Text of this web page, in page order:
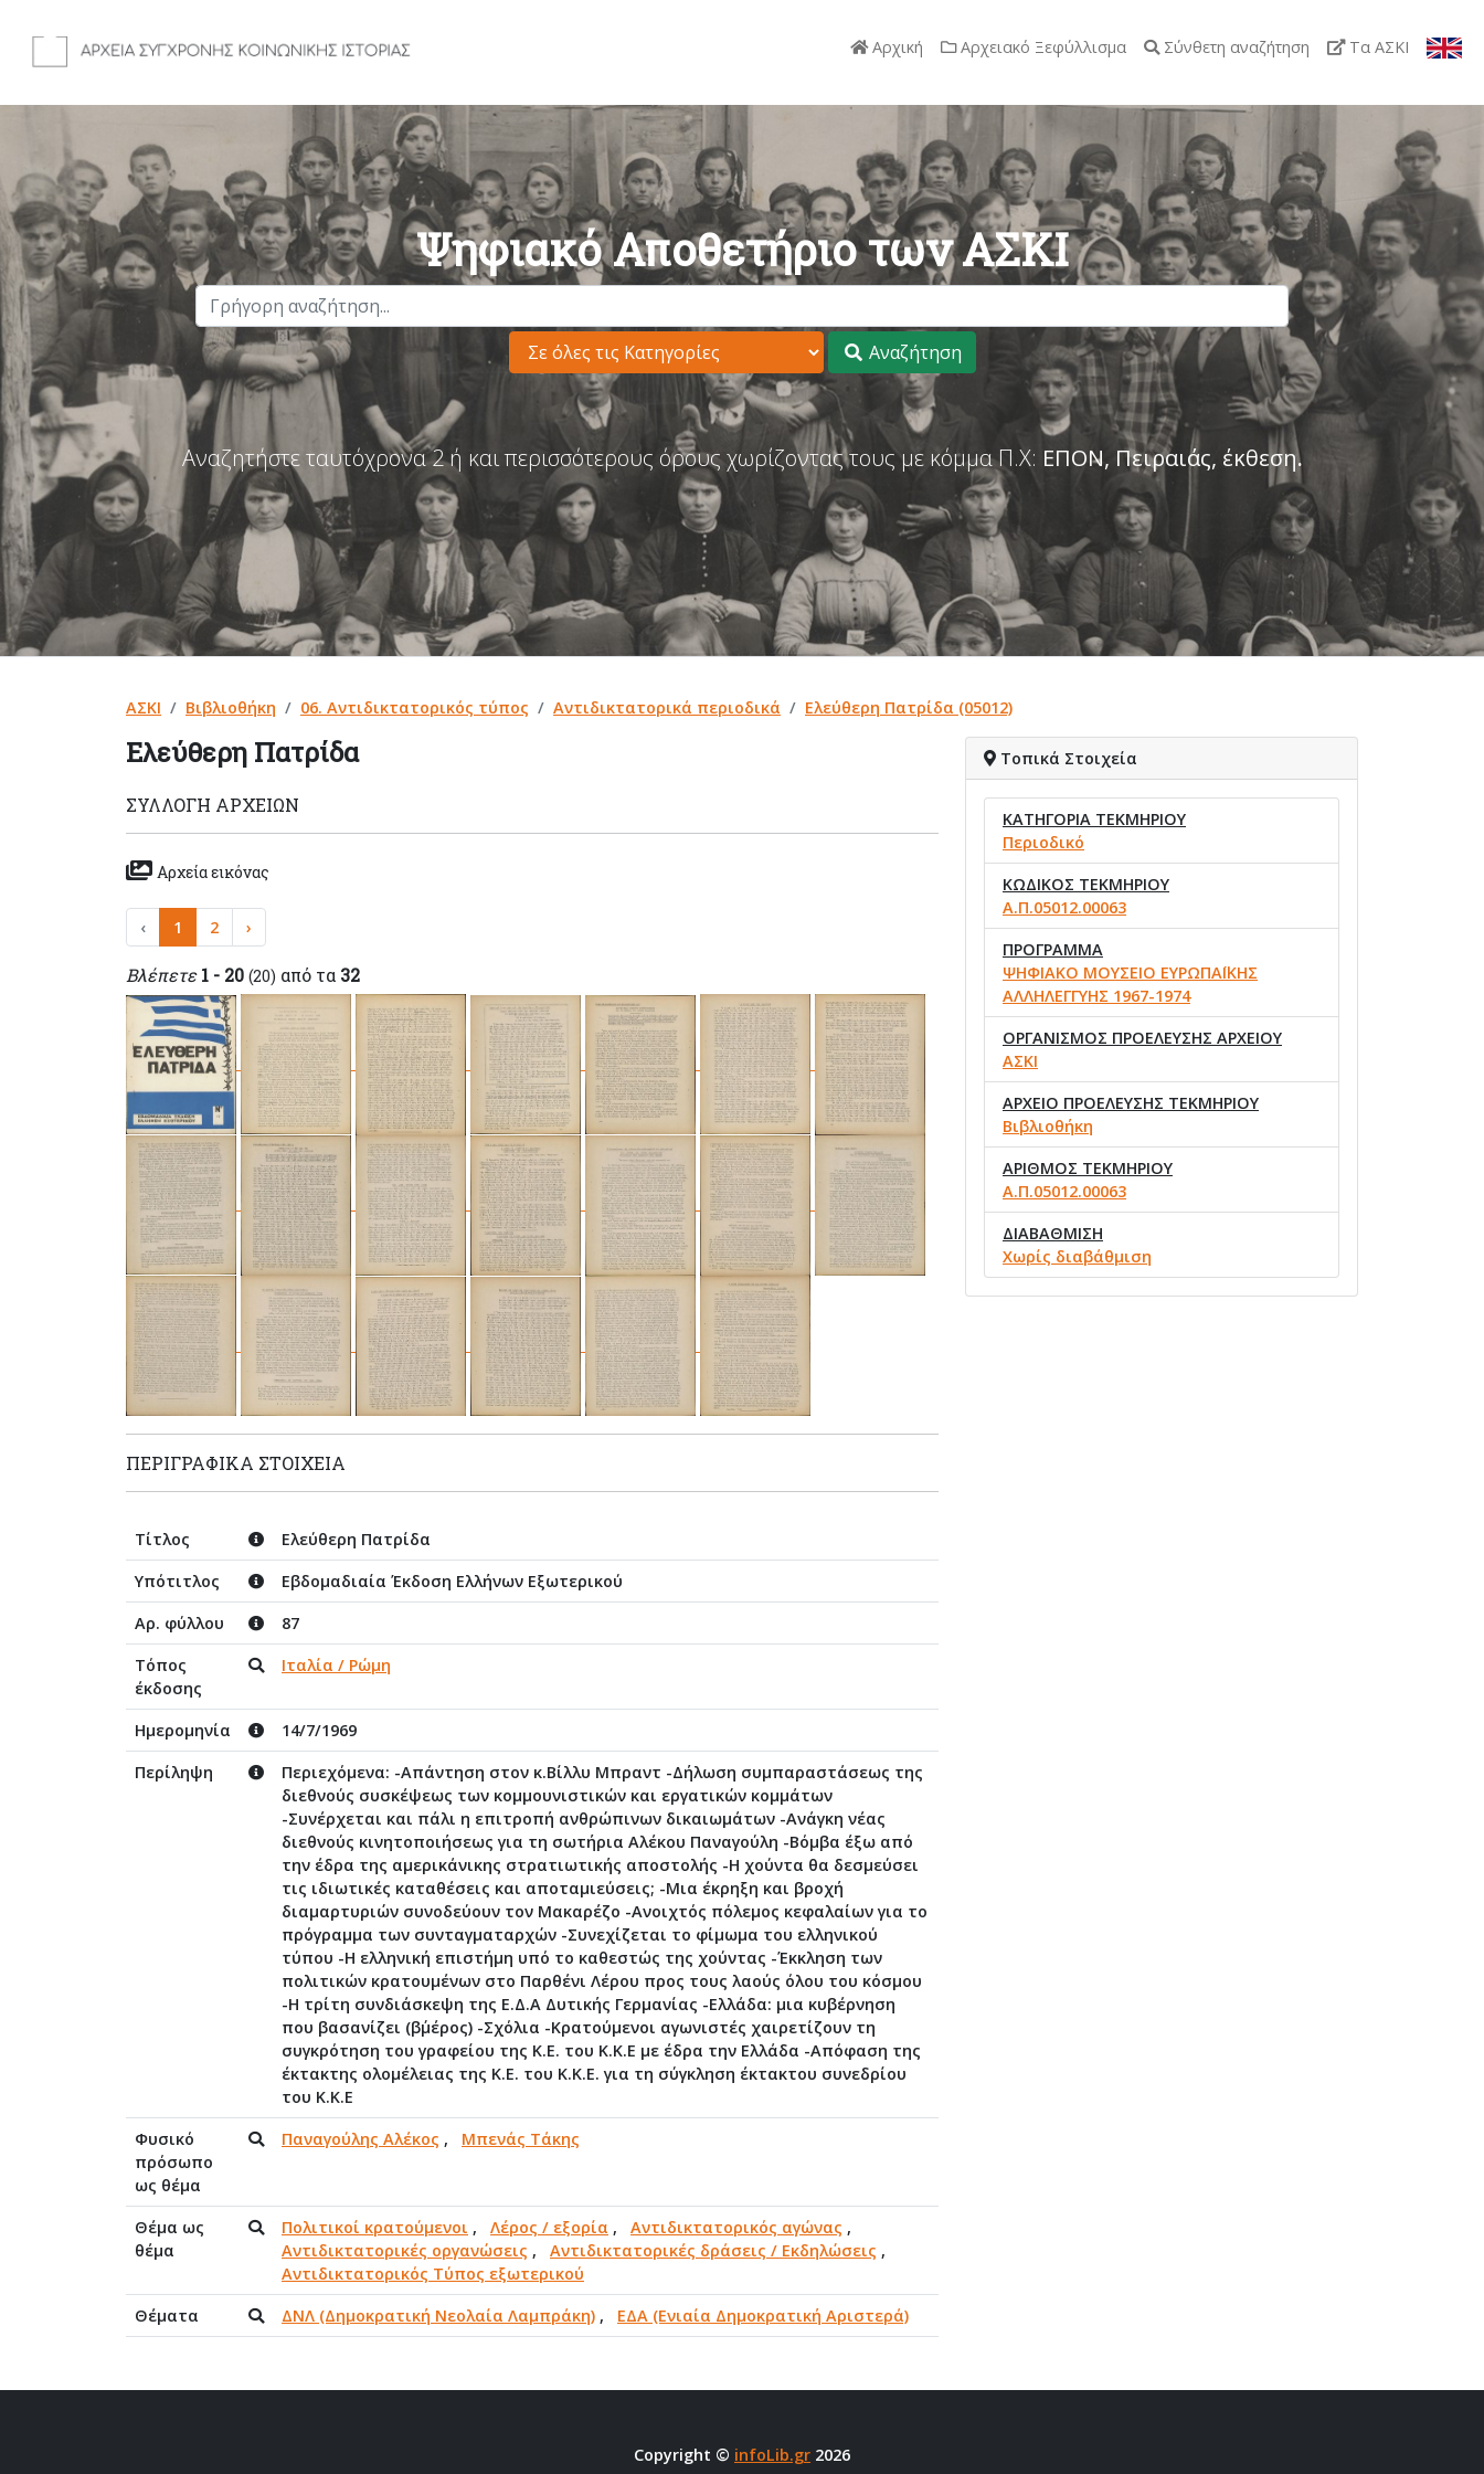
Αρχική Αρχειακό Ξεφύλλισμα Σύνθετη αναζήτηση Τα ΑΣΚΙ
Ψηφιακό Αποθετήριο των ΑΣΚΙ
Αναζήτηση
Αναζητήστε ταυτόχρονα 2 ή και περισσότερους όρους χωρίζοντας τους με κόμμα Π.Χ: ΕΠΟΝ, Πειραιάς, έκθεση.
ΑΣΚΙ Βιβλιοθήκη 06. Αντιδικτατορικός τύπος Αντιδικτατορικά περιοδικά Ελεύθερη Πατρίδα (05012)
Ελεύθερη Πατρίδα
ΣΥΛΛΟΓΉ ΑΡΧΕΊΩΝ
Αρχεία εικόνας
‹ 1 2 ›
Βλέπετε 1 - 20 (20) από τα 32
ΠΕΡΙΓΡΑΦΙΚΆ ΣΤΟΙΧΕΊΑ
Τίτλος
Ελεύθερη Πατρίδα
Υπότιτλος
Εβδομαδιαία Έκδοση Ελλήνων Εξωτερικού
Αρ. φύλλου
87
Τόπος
έκδοσης
Ιταλία / Ρώμη
Ημερομηνία
14/7/1969
Περίληψη
Περιεχόμενα: -Απάντηση στον κ.Βίλλυ Μπραντ -Δήλωση συμπαραστάσεως της
διεθνούς συσκέψεως των κομμουνιστικών και εργατικών κομμάτων
-Συνέρχεται και πάλι η επιτροπή ανθρώπινων δικαιωμάτων -Ανάγκη νέας
διεθνούς κινητοποιήσεως για τη σωτήρια Αλέκου Παναγούλη -Βόμβα έξω από
την έδρα της αμερικάνικης στρατιωτικής αποστολής -Η χούντα θα δεσμεύσει
τις ιδιωτικές καταθέσεις και αποταμιεύσεις; -Μια έκρηξη και βροχή
διαμαρτυριών συνοδεύουν τον Μακαρέζο -Ανοιχτός πόλεμος κεφαλαίων για το
πρόγραμμα των συνταγματαρχών -Συνεχίζεται το φίμωμα του ελληνικού
τύπου -Η ελληνική επιστήμη υπό το καθεστώς της χούντας -Έκκληση των
πολιτικών κρατουμένων στο Παρθένι Λέρου προς τους λαούς όλου του κόσμου
-Η τρίτη συνδιάσκεψη της Ε.Δ.Α Δυτικής Γερμανίας -Ελλάδα: μια κυβέρνηση
που βασανίζει (β΄μέρος) -Σχόλια -Κρατούμενοι αγωνιστές χαιρετίζουν τη
συγκρότηση του γραφείου της Κ.Ε. του Κ.Κ.Ε με έδρα την Ελλάδα -Απόφαση της
έκτακτης ολομέλειας της Κ.Ε. του Κ.Κ.Ε. για τη σύγκληση έκτακτου συνεδρίου
του Κ.Κ.Ε
Φυσικό
πρόσωπο
ως θέμα
Παναγούλης Αλέκος , Μπενάς Τάκης
Θέμα ως
θέμα
Πολιτικοί κρατούμενοι , Λέρος / εξορία , Αντιδικτατορικός αγώνας ,
Αντιδικτατορικές οργανώσεις , Αντιδικτατορικές δράσεις / Εκδηλώσεις ,
Αντιδικτατορικός Τύπος εξωτερικού
Θέματα
ΔΝΛ (Δημοκρατική Νεολαία Λαμπράκη) , ΕΔΑ (Ενιαία Δημοκρατική Αριστερά)
Τοπικά Στοιχεία
ΚΑΤΗΓΟΡΙΑ ΤΕΚΜΗΡΙΟΥ
Περιοδικό
ΚΩΔΙΚΟΣ ΤΕΚΜΗΡΙΟΥ
Α.Π.05012.00063
ΠΡΟΓΡΑΜΜΑ
ΨΗΦΙΑΚΟ ΜΟΥΣΕΙΟ ΕΥΡΩΠΑΪΚΗΣ
ΑΛΛΗΛΕΓΓΥΗΣ 1967-1974
ΟΡΓΑΝΙΣΜΟΣ ΠΡΟΕΛΕΥΣΗΣ ΑΡΧΕΙΟΥ
ΑΣΚΙ
ΑΡΧΕΙΟ ΠΡΟΕΛΕΥΣΗΣ ΤΕΚΜΗΡΙΟΥ
Βιβλιοθήκη
ΑΡΙΘΜΟΣ ΤΕΚΜΗΡΙΟΥ
Α.Π.05012.00063
ΔΙΑΒΑΘΜΙΣΗ
Χωρίς διαβάθμιση
Copyright © infoLib.gr 2026